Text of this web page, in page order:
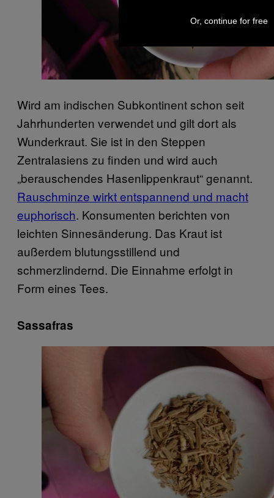
Wird am indischen Subkontinent schon seit
Jahrhunderten verwendet und gilt dort als
Wunderkraut. Sie ist in den Steppen
Zentralasiens zu finden und wird auch
„berauschendes Hasenlippenkraut“ genannt.
Rauschminze wirkt entspannend und macht
euphorisch. Konsumenten berichten von
leichten Sinnesänderung. Das Kraut ist
außerdem blutungsstillend und
schmerzlindernd. Die Einnahme erfolgt in
Form eines Tees.
Sassafras
Or, continue for free